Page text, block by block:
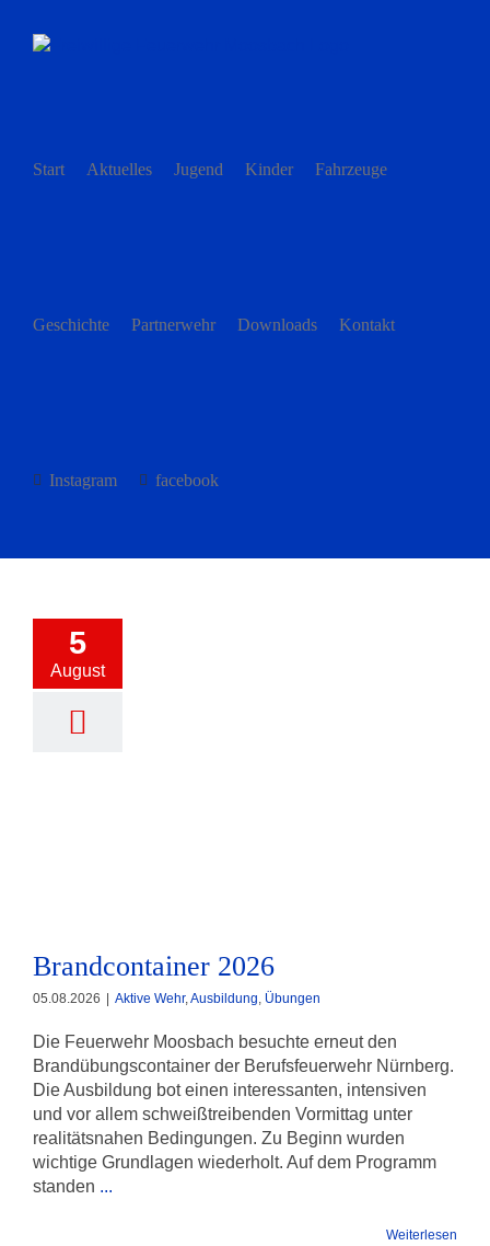
Inhalt
Start Aktuelles Jugend Kinder Fahrzeuge
Geschichte Partnerwehr Downloads Kontakt
Instagram facebook
5
August
Brandcontainer 2026
05.08.2026 Aktive Wehr,Ausbildung, Übungen
Die Feuerwehr Moosbach besuchte erneut den
Brandübungscontainer der Berufsfeuerwehr Nürnberg.
Die Ausbildung bot einen interessanten, intensiven
und vor allem schweißtreibenden Vormittag unter
realitätsnahen Bedingungen. Zu Beginn wurden
wichtige Grundlagen wiederholt. Auf dem Programm
standen ...
Weiterlesen